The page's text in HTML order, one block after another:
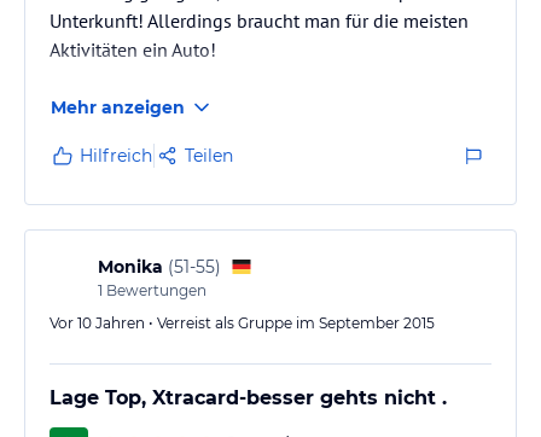
Unterkunft! Allerdings braucht man für die meisten
Aktivitäten ein Auto!
Mehr anzeigen
Hilfreich Teilen
Monika (51-55)
1 Bewertungen
Vor 10 Jahren • Verreist als Gruppe im September 2015
Lage Top, Xtracard-besser gehts nicht .